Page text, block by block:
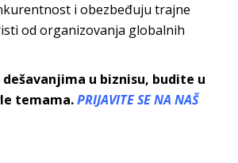
i obezbeđuju trajne
od organizovanja globalnih
dešavanjima u biznisu, budite u
temama.PRIJAVITE SE NA NAŠ